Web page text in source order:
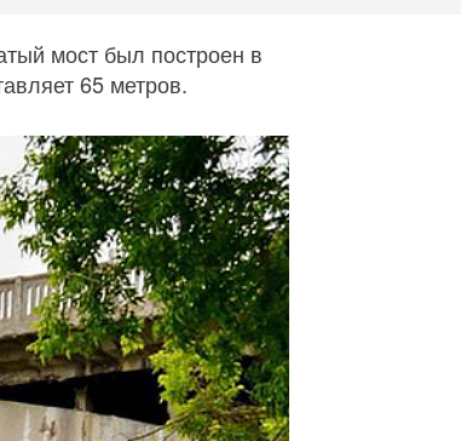
мост был построен в
65 метров.